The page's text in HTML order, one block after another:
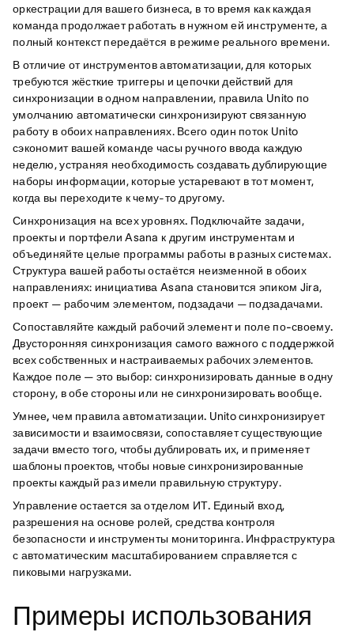
оркестрации для вашего бизнеса, в то время как каждая
команда продолжает работать в нужном ей инструменте, а
полный контекст передаётся в режиме реального времени.
В отличие от инструментов автоматизации, для которых
требуются жёсткие триггеры и цепочки действий для
синхронизации в одном направлении, правила Unito по
умолчанию автоматически синхронизируют связанную
работу в обоих направлениях. Всего один поток Unito
сэкономит вашей команде часы ручного ввода каждую
неделю, устраняя необходимость создавать дублирующие
наборы информации, которые устаревают в тот момент,
когда вы переходите к чему-то другому.
Синхронизация на всех уровнях. Подключайте задачи,
проекты и портфели Asana к другим инструментам и
объединяйте целые программы работы в разных системах.
Структура вашей работы остаётся неизменной в обоих
направлениях: инициатива Asana становится эпиком Jira,
проект — рабочим элементом, подзадачи — подзадачами.
Сопоставляйте каждый рабочий элемент и поле по-своему.
Двусторонняя синхронизация самого важного с поддержкой
всех собственных и настраиваемых рабочих элементов.
Каждое поле — это выбор: синхронизировать данные в одну
сторону, в обе стороны или не синхронизировать вообще.
Умнее, чем правила автоматизации. Unito синхронизирует
зависимости и взаимосвязи, сопоставляет существующие
задачи вместо того, чтобы дублировать их, и применяет
шаблоны проектов, чтобы новые синхронизированные
проекты каждый раз имели правильную структуру.
Управление остается за отделом ИТ. Единый вход,
разрешения на основе ролей, средства контроля
безопасности и инструменты мониторинга. Инфраструктура
с автоматическим масштабированием справляется с
пиковыми нагрузками.
Примеры использования